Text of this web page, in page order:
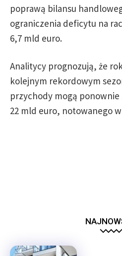
poprawą bilansu
ograniczenia deficytu na
6,7 mld euro.
Analitycy prognozują, że
kolejnym rekordowym
przychody mogą ponownie
22 mld euro, notowanego w